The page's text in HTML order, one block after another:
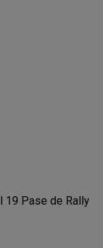
19 Pase de Rally